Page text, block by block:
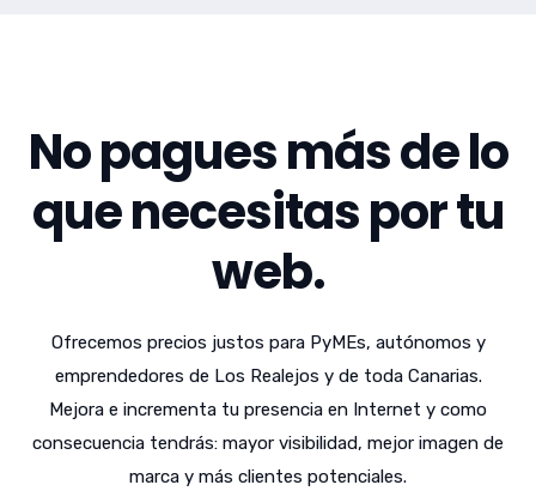
No pagues más de lo
que necesitas por tu
web.
Ofrecemos precios justos para PyMEs, autónomos y
emprendedores de Los Realejos y de toda Canarias.
Mejora e incrementa tu presencia en Internet y como
consecuencia tendrás: mayor visibilidad, mejor imagen de
marca y más clientes potenciales.